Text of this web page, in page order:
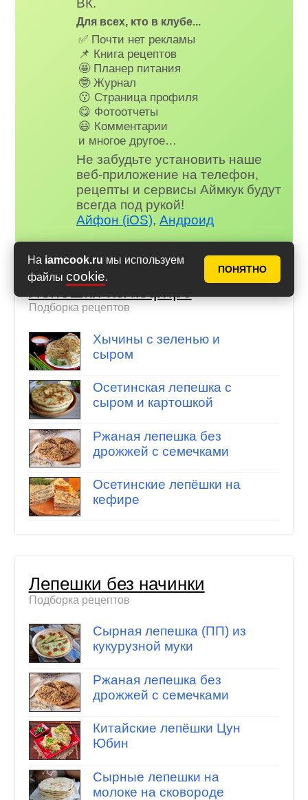
На iamcook.ru мы используем
файлы cookie.
ПОНЯТНО
ВК.
Для всех, кто в клубе...
✅ Почти нет рекламы
📌 Книга рецептов
🤩 Планер питания
🤓 Журнал
😗 Страница профиля
😋 Фотоотчеты
😃 Комментарии
и многое другое…
Не забудьте установить наше
веб-приложение на телефон,
рецепты и сервисы Аймкук будут
всегда под рукой!
Айфон (iOS),Андроид
Лепешки на кефире
Подборка рецептов
Хычины с зеленью и
сыром
Осетинская лепешка с
сыром и картошкой
Ржаная лепешка без
дрожжей с семечками
Осетинские лепёшки на
кефире
Лепешки без начинки
Подборка рецептов
Сырная лепешка (ПП) из
кукурузной муки
Ржаная лепешка без
дрожжей с семечками
Китайские лепёшки Цун
Юбин
Сырные лепешки на
молоке на сковороде